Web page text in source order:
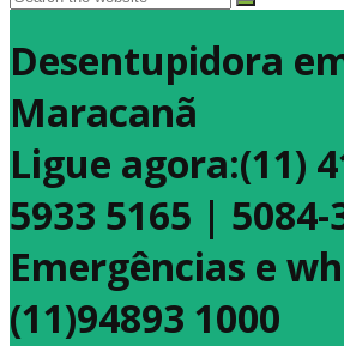
Desentupidora
Maracanã
Ligue agora:(11)
5933 5165 | 5084-
Emergências e
(11)94893 1000